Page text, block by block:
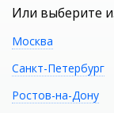
Или выберите
Москва
Санкт-Петербург
Ростов-на-Дону